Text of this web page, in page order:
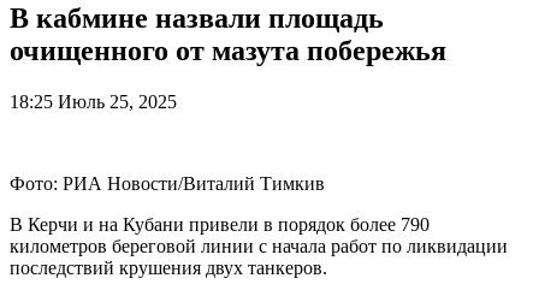
В кабмине назвали площадь
очищенного от мазута побережья
18:25 Июль 25, 2025
Фото: РИА Новости/Виталий Тимкив
В Керчи и на Кубани привели в порядок более 790
километров береговой линии с начала работ по ликвидации
последствий крушения двух танкеров.